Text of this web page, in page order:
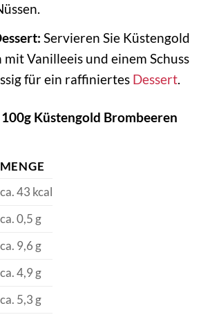
Servieren Sie Küstengold
Vanilleeis und einem Schuss
für ein raffiniertes Dessert.
Küstengold Brombeeren
MENGE
ca. 43 kcal
ca. 0,5 g
ca. 9,6 g
ca. 4,9 g
ca. 5,3 g